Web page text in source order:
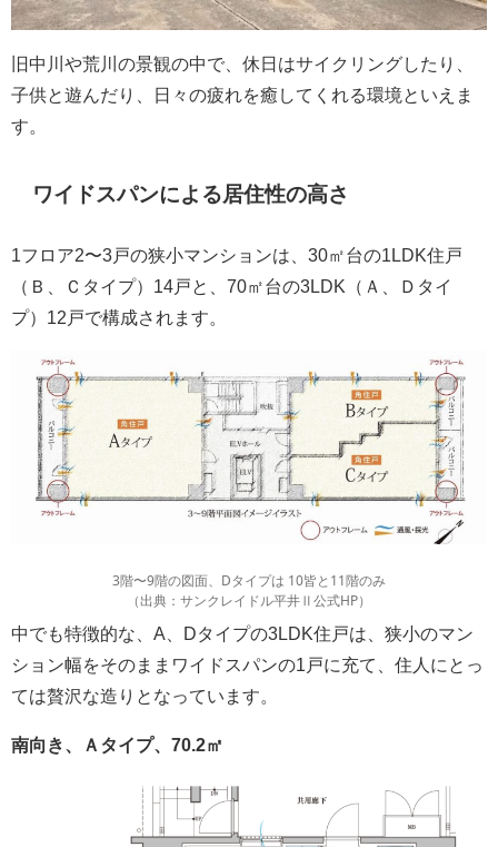
旧中川や荒川の景観の中で、休日はサイクリングしたり、
子供と遊んだり、日々の疲れを癒してくれる環境といえま
す。
ワイドスパンによる居住性の高さ
1フロア2〜3戸の狭小マンションは、30㎡台の1LDK住戸
（Ｂ、Ｃタイプ）14戸と、70㎡台の3LDK（Ａ、Ｄタイ
プ）12戸で構成されます。
3階〜9階の図面、Dタイプは 10皆と11階のみ
（出典：サンクレイドル平井Ⅱ公式HP）
中でも特徴的な、A、Dタイプの3LDK住戸は、狭小のマン
ション幅をそのままワイドスパンの1戸に充て、住人にとっ
ては贅沢な造りとなっています。
南向き、Ａタイプ、70.2㎡